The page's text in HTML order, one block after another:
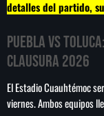
PUBLICIDAD
HISTORIA
detalles del partido,
Puebla vs
Clausura 2026
El Estadio Cuauhtémoc
viernes. Ambos equipos